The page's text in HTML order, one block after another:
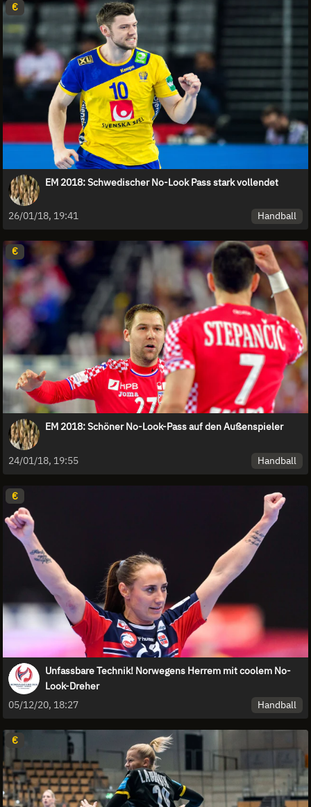
€
EM 2018: Schwedischer No-Look Pass stark vollendet
26/01/18, 19:41 Handball
€
EM 2018: Schöner No-Look-Pass auf den Außenspieler
24/01/18, 19:55 Handball
€
Unfassbare Technik! Norwegens Herrem mit coolem No-
Look-Dreher
05/12/20, 18:27
Handball
€